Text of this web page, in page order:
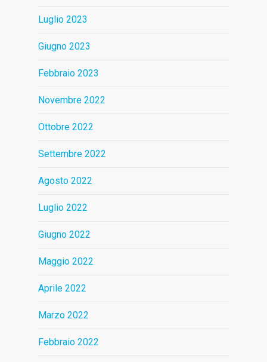
Luglio 2023
Giugno 2023
Febbraio 2023
Novembre 2022
Ottobre 2022
Settembre 2022
Agosto 2022
Luglio 2022
Giugno 2022
Maggio 2022
Aprile 2022
Marzo 2022
Febbraio 2022